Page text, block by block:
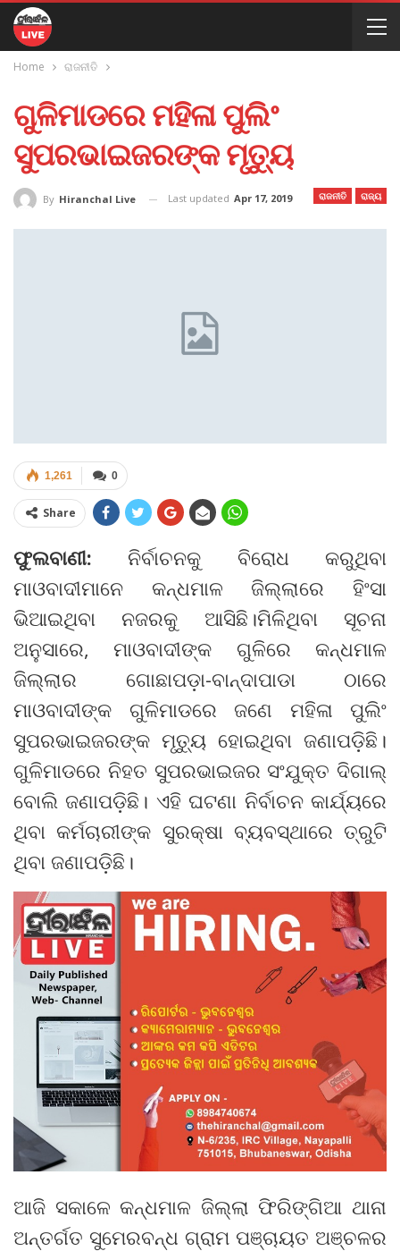
Home ରାଜନୀତି
ଗୁଳିମାଡରେ ମହିଳା ପୁଲିଂ
ସୁପରଭାଇଜରଙ୍କ ମୃତ୍ୟୁ
ରାଜନୀତି ରାଜ୍ୟ
By Hiranchal Live Last updated Apr 17, 2019
0
1,261
Share
ଫୁଲବାଣୀ: ନିର୍ବାଚନକୁ ବିରୋଧ କରୁଥିବା
ମାଓବାଦୀମାନେ କନ୍ଧମାଳ ଜିଲ୍ଲାରେ ହିଂସା
ଭିଆଇଥିବା ନଜରକୁ ଆସିଛି।ମିଳିଥିବା ସୂଚନା
ଅନୁସାରେ, ମାଓବାଦୀଙ୍କ ଗୁଳିରେ କନ୍ଧମାଳ
ଜିଲ୍ଲାର ଗୋଛାପଡ଼ା-ବାନ୍ଦାପାଡା ଠାରେ
ମାଓବାଦୀଙ୍କ ଗୁଳିମାଡରେ ଜଣେ ମହିଳା ପୁଲିଂ
ସୁପରଭାଇଜରଙ୍କ ମୃତ୍ୟୁ ହୋଇଥିବା ଜଣାପଡ଼ିଛି।
ଗୁଳିମାଡରେ ନିହତ ସୁପରଭାଇଜର ସଂଯୁକ୍ତ ଦିଗାଲ୍‌
ବୋଲି ଜଣାପଡ଼ିଛି। ଏହି ଘଟଣା ନିର୍ବାଚନ କାର୍ଯ୍ୟରେ
ଥିବା କର୍ମଚାରୀଙ୍କ ସୁରକ୍ଷା ବ୍ୟବସ୍ଥାରେ ତ୍ରୁଟି
ଥିବା ଜଣାପଡ଼ିଛି।
ଆଜି ସକାଳେ କନ୍ଧମାଳ ଜିଲ୍ଲା ଫିରିଙ୍ଗିଆ ଥାନା
ଅନ୍ତର୍ଗତ ସୁମେରବନ୍ଧ ଗ୍ରାମ ପଞ୍ଚାୟତ ଅଞ୍ଚଳର